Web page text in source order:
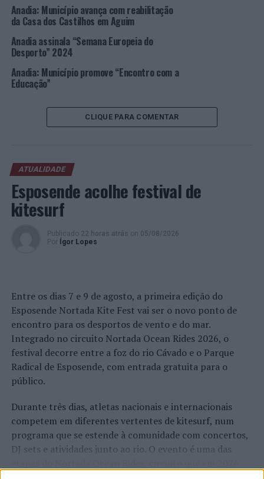
diversificação de atividades, promovendo o
aparecimento de empresas inovadoras que atuam em
áreas com muito valor acrescentado e contribuindo,
ainda, para a renovação e reinvenção do tecido
Foto: CMA.
TÓPICOS RELACIONADOS: ANADIA
CURIA TECNOPARQUE
PRÓXIMO
Faro: Detido por violência doméstica
NÃO PERCA
Agrária de Coimbra promove 5º Seminário “Gestão de
Espécies Invasoras”
Anadia: Município avança com reabilitação
da Casa dos Castilhos em Aguim
Anadia assinala “Semana Europeia do
Desporto” 2024
Anadia: Município promove “Encontro com a
Educação”
CLIQUE PARA COMENTAR
ATUALIDADE
Esposende acolhe festival de
kitesurf
Publicado 22 horas atrás on 05/08/2026
Por
Ígor Lopes
Entre os dias 7 e 9 de agosto, a primeira edição do
Esposende Nortada Kite Fest vai ser o novo ponto de
encontro para os desportos de vento e do mar.
Integrado no circuito Nortada Ocean Rides 2026, o
festival decorre entre a foz do rio Cávado e o Parque
Radical de Esposende, com entrada gratuita para o
público.
Durante três dias, atletas nacionais e internacionais
competem em diferentes vertentes de kitesurf, num
programa que se estende à comunidade com concertos,
DJ sets e atividades junto ao rio. O evento é uma das